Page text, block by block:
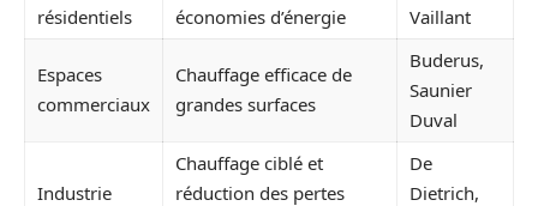
résidentiels
économies d’énergie
Vaillant
Espaces
commerciaux
Chauffage efficace de
grandes surfaces
Buderus,
Saunier
Duval
Industrie
Chauffage ciblé et
réduction des pertes
De
Dietrich,